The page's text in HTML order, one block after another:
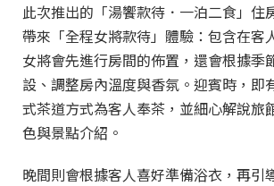
此次推出的「湯饗款待．一泊二食」住
帶來「全程女將款待」體驗：包含在客
女將會先進行房間的佈置，還會根據季
設、調整房內溫度與香氛。迎賓時，即
式茶道方式為客人奉茶，並細心解說旅
色與景點介紹。
晚間則會根據客人喜好準備浴衣，再引